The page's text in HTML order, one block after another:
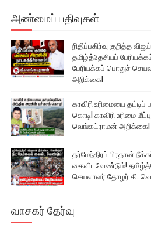
அண்மைப் பதிவுகள்
நிதிப்பகிர்வு குறித்த
தமிழ்த்தேசியப்
பேரியக்கப் பொதுச்
அறிக்கை!
காவிரி உரிமையை
கொடி! காவிரி உரிமை
வெங்கட்ராமன் அறிக்கை!
தர்மேந்திரப் பிரதான்
கைவிடவேண்டும்!
செயலாளர் தோழர் கி.
வாசகர் தேர்வு